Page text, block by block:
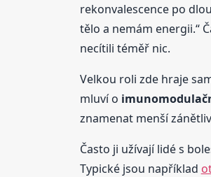
rekonvalescence po
tělo a nemám energii.“
necítili téměř nic.
Velkou roli zde hraje
mluví o
znamenat menší
Často ji užívají lidé s
Typické jsou například